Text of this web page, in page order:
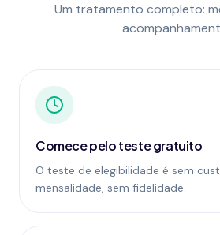
Um tratamento completo:
Comece pelo teste gratuito
O teste de elegibilidade é sem
mensalidade, sem fidelidade.